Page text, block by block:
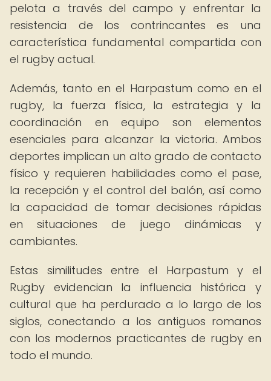
pelota a través del campo y enfrentar la
resistencia de los contrincantes es una
característica fundamental compartida con
el rugby actual.
Además, tanto en el Harpastum como en el
rugby, la fuerza física, la estrategia y la
coordinación en equipo son elementos
esenciales para alcanzar la victoria. Ambos
deportes implican un alto grado de contacto
físico y requieren habilidades como el pase,
la recepción y el control del balón, así como
la capacidad de tomar decisiones rápidas
en situaciones de juego dinámicas y
cambiantes.
Estas similitudes entre el Harpastum y el
Rugby evidencian la influencia histórica y
cultural que ha perdurado a lo largo de los
siglos, conectando a los antiguos romanos
con los modernos practicantes de rugby en
todo el mundo.